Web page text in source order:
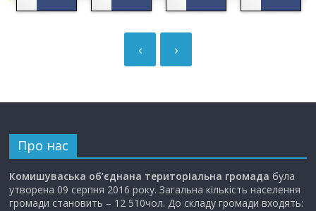
›
‹
Про нас
Комишуваська об’єднана територіальна громада була
утворена 09 серпня 2016 року. Загальна кількість населення
громади становить – 12 510чол. До складу громади входять: